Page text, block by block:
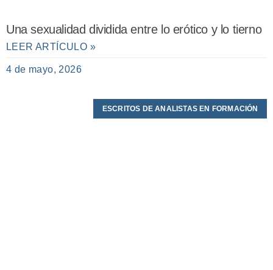
Una sexualidad dividida entre lo erótico y lo tierno
LEER ARTÍCULO »
4 de mayo, 2026
ESCRITOS DE ANALISTAS EN FORMACIÓN